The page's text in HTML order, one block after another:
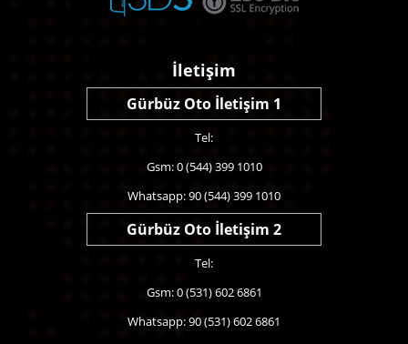
İletişim
Gürbüz Oto İletişim 1
Tel:
Gsm: 0 (544) 399 1010
Whatsapp: 90 (544) 399 1010
Gürbüz Oto İletişim 2
Tel:
Gsm: 0 (531) 602 6861
Whatsapp: 90 (531) 602 6861